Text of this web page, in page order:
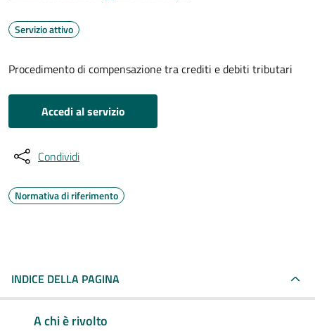
Servizio attivo
Procedimento di compensazione tra crediti e debiti tributari
Accedi al servizio
Condividi
Normativa di riferimento
INDICE DELLA PAGINA
A chi è rivolto